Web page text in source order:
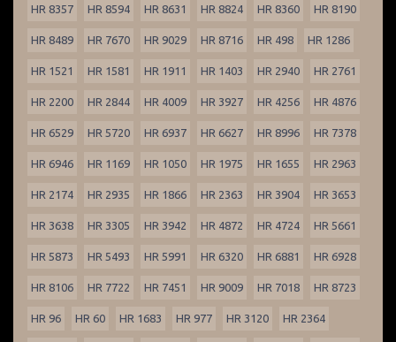
HR 8357 HR 8594 HR 8631 HR 8824 HR 8360 HR 8190
HR 8489 HR 7670 HR 9029 HR 8716 HR 498 HR 1286
HR 1521 HR 1581 HR 1911 HR 1403 HR 2940 HR 2761
HR 2200 HR 2844 HR 4009 HR 3927 HR 4256 HR 4876
HR 6529 HR 5720 HR 6937 HR 6627 HR 8996 HR 7378
HR 6946 HR 1169 HR 1050 HR 1975 HR 1655 HR 2963
HR 2174 HR 2935 HR 1866 HR 2363 HR 3904 HR 3653
HR 3638 HR 3305 HR 3942 HR 4872 HR 4724 HR 5661
HR 5873 HR 5493 HR 5991 HR 6320 HR 6881 HR 6928
HR 8106 HR 7722 HR 7451 HR 9009 HR 7018 HR 8723
HR 96 HR 60 HR 1683 HR 977 HR 3120 HR 2364